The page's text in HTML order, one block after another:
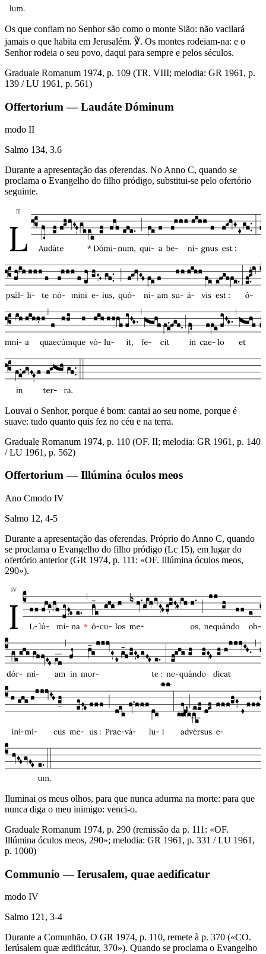
Os que confiam no Senhor são como o monte Sião: não vacilará
jamais o que habita em Jerusalém. ℣. Os montes rodeiam-na: e o
Senhor rodeia o seu povo, daqui para sempre e pelos séculos.
Graduale Romanum 1974, p. 109 (TR. VIII; melodia: GR 1961, p.
139 / LU 1961, p. 561)
Offertorium — Laudáte Dóminum
modo II
Salmo 134, 3.6
Durante a apresentação das oferendas. No Anno C, quando se
proclama o Evangelho do filho pródigo, substitui-se pelo ofertório
seguinte.
Louvai o Senhor, porque é bom: cantai ao seu nome, porque é
suave: tudo quanto quis fez no céu e na terra.
Graduale Romanum 1974, p. 110 (OF. II; melodia: GR 1961, p. 140
/ LU 1961, p. 562)
Offertorium — Illúmina óculos meos
Ano Cmodo IV
Salmo 12, 4-5
Durante a apresentação das oferendas. Próprio do Anno C, quando
se proclama o Evangelho do filho pródigo (Lc 15), em lugar do
ofertório anterior (GR 1974, p. 111: «OF. Illúmina óculos meos,
290»).
Iluminai os meus olhos, para que nunca adurma na morte: para que
nunca diga o meu inimigo: venci-o.
Graduale Romanum 1974, p. 290 (remissão da p. 111: «OF.
Illúmina óculos meos, 290»; melodia: GR 1961, p. 331 / LU 1961,
p. 1000)
Communio — Ierusalem, quae aedificatur
modo IV
Salmo 121, 3-4
Durante a Comunhão. O GR 1974, p. 110, remete à p. 370 («CO.
Ierúsalem quæ ædificátur, 370»). Quando se proclama o Evangelho